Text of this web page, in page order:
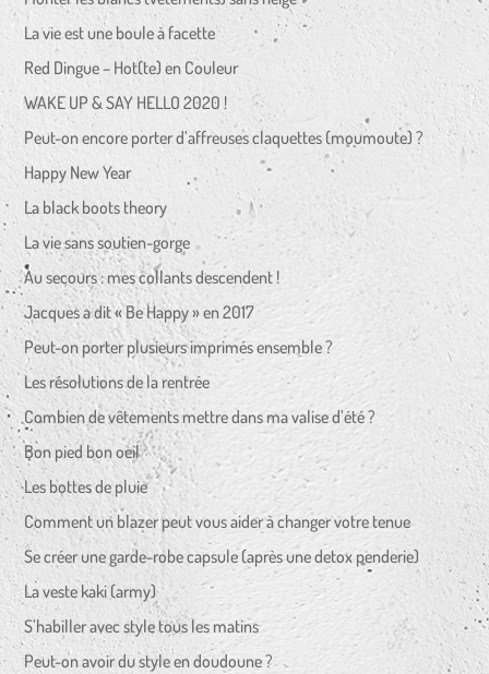
La vie est une boule à facette
Red Dingue – Hot(te) en Couleur
WAKE UP & SAY HELLO 2020 !
Peut-on encore porter d’affreuses claquettes (moumoute) ?
Happy New Year
La black boots theory
La vie sans soutien-gorge
Au secours : mes collants descendent !
Jacques a dit « Be Happy » en 2017
Peut-on porter plusieurs imprimés ensemble ?
Les résolutions de la rentrée
Combien de vêtements mettre dans ma valise d’été ?
Bon pied bon oeil
Les bottes de pluie
Comment un blazer peut vous aider à changer votre tenue
Se créer une garde-robe capsule (après une detox penderie)
La veste kaki (army)
S’habiller avec style tous les matins
Peut-on avoir du style en doudoune ?